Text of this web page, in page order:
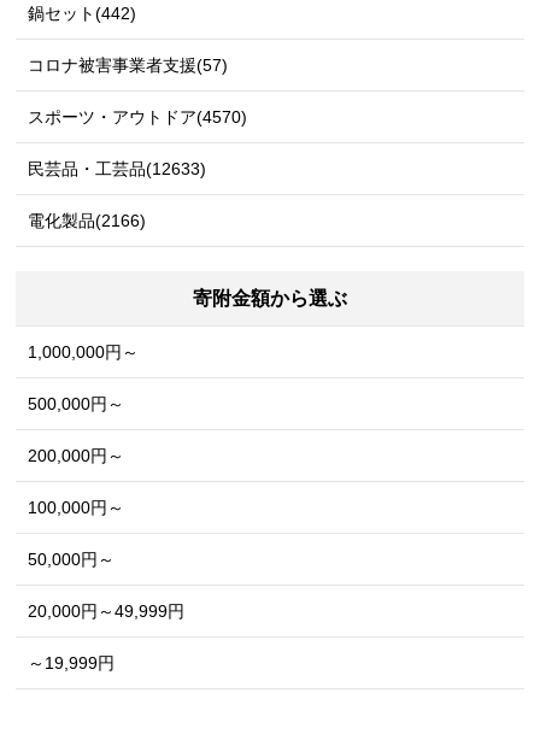
鍋セット(442)
コロナ被害事業者支援(57)
スポーツ・アウトドア(4570)
民芸品・工芸品(12633)
電化製品(2166)
寄附金額から選ぶ
1,000,000円～
500,000円～
200,000円～
100,000円～
50,000円～
20,000円～49,999円
～19,999円